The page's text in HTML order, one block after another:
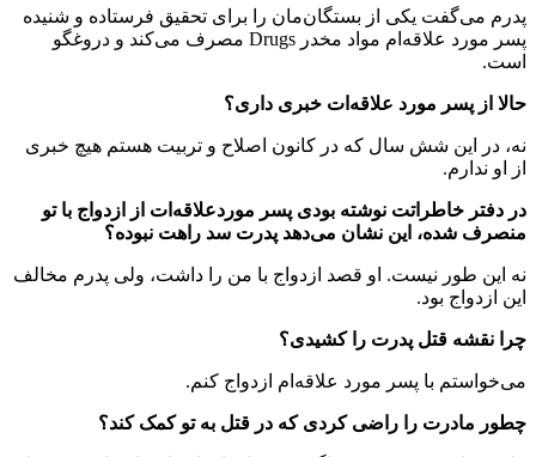
پدرم می‌گفت یکی از بستگان‌مان را برای تحقیق فرستاده و شنیده
پسر مورد علاقه‌ام مواد مخدر Drugs مصرف می‌کند و دروغگو
است.
حالا از پسر مورد علاقه‌ات خبری داری؟
نه، در این شش سال که در کانون اصلاح و تربیت هستم هیچ خبری
از او ندارم.
در دفتر خاطراتت نوشته بودی پسر موردعلاقه‌ات از ازدواج با تو
منصرف شده، این نشان می‌دهد پدرت سد راهت نبوده؟
نه این طور نیست. او قصد ازدواج با من را داشت، ولی پدرم مخالف
این ازدواج بود.
چرا نقشه قتل پدرت را کشیدی؟
می‌خواستم با پسر مورد علاقه‌ام ازدواج کنم.
چطور مادرت را راضی کردی که در قتل به تو کمک کند؟